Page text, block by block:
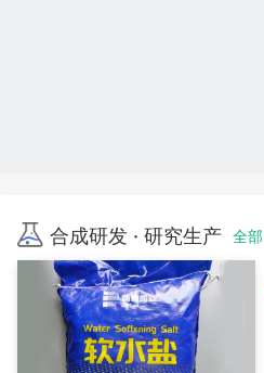
合成研发 · 研究生产 全部